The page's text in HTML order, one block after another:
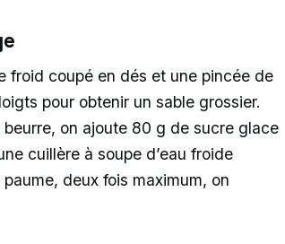
froid coupé en dés et une pincée de
pour obtenir un sable grossier.
on ajoute 80 g de sucre glace
cuillère à soupe d’eau froide
deux fois maximum, on